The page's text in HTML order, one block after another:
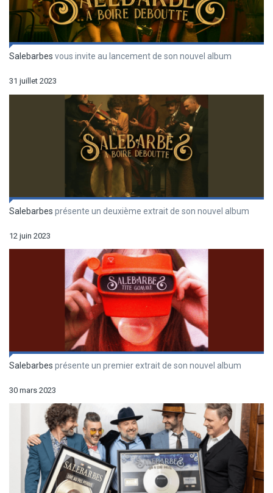
Salebarbes vous invite au lancement de son nouvel album
31 juillet 2023
Salebarbes présente un deuxième extrait de son nouvel album
12 juin 2023
Salebarbes présente un premier extrait de son nouvel album
30 mars 2023